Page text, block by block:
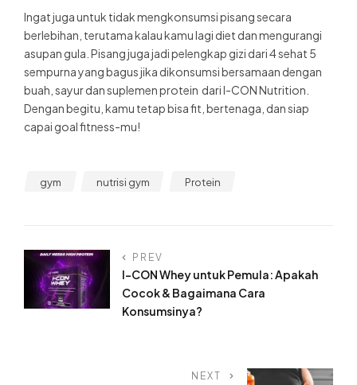
Ingat juga untuk tidak mengkonsumsi pisang secara
berlebihan, terutama kalau kamu lagi diet dan mengurangi
asupan gula. Pisang juga jadi pelengkap gizi dari 4 sehat 5
sempurna yang bagus jika dikonsumsi bersamaan dengan
buah, sayur dan suplemen protein dari I-CON Nutrition.
Dengan begitu, kamu tetap bisa fit, bertenaga, dan siap
capai goal fitness-mu!
gym nutrisi gym Protein
PREV
I-CON Whey untuk Pemula: Apakah
Cocok & Bagaimana Cara
Konsumsinya?
NEXT